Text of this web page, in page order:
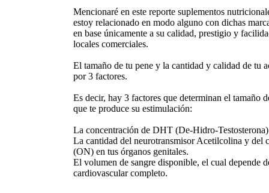
Mencionaré en este reporte suplementos
estoy relacionado en modo alguno con dichas
en base únicamente a su calidad, prestigio y
locales comerciales.
El tamaño de tu pene y la cantidad y calidad de tu
por 3 factores.
Es decir, hay 3 factores que determinan el tamaño
que te produce su estimulación:
La concentración de DHT (De-Hidro-
La cantidad del neurotransmisor Acetilcolina y
(ON) en tus órganos genitales.
El volumen de sangre disponible, el cual depende
cardiovascular completo.